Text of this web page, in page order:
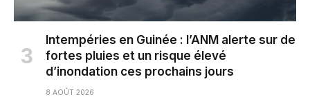
Intempéries en Guinée : l’ANM alerte sur de
fortes pluies et un risque élevé
d’inondation ces prochains jours
8 AOÛT 2026